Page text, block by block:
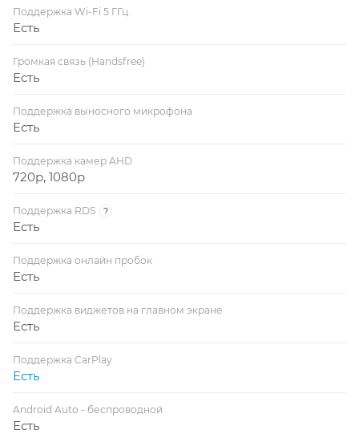
Поддержка Wi-Fi 5 ГГц
Есть
Громкая связь (Handsfree)
Есть
Поддержка выносного микрофона
Есть
Поддержка камер AHD
720p, 1080p
Поддержка RDS ?
Есть
Поддержка онлайн пробок
Есть
Поддержка виджетов на главном экране
Есть
Поддержка CarPlay
Есть
Android Auto - беспроводной
Есть